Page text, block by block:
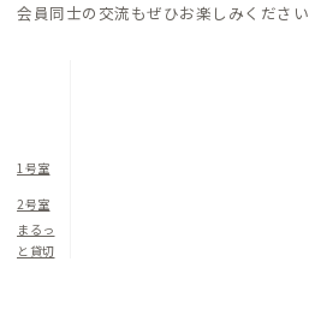
会員同士の交流もぜひお楽しみください
1号室
2号室
まるっ
と貸切